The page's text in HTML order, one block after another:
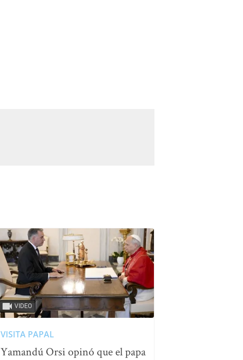
VIDEO
VISITA PAPAL
Yamandú Orsi opinó que el papa